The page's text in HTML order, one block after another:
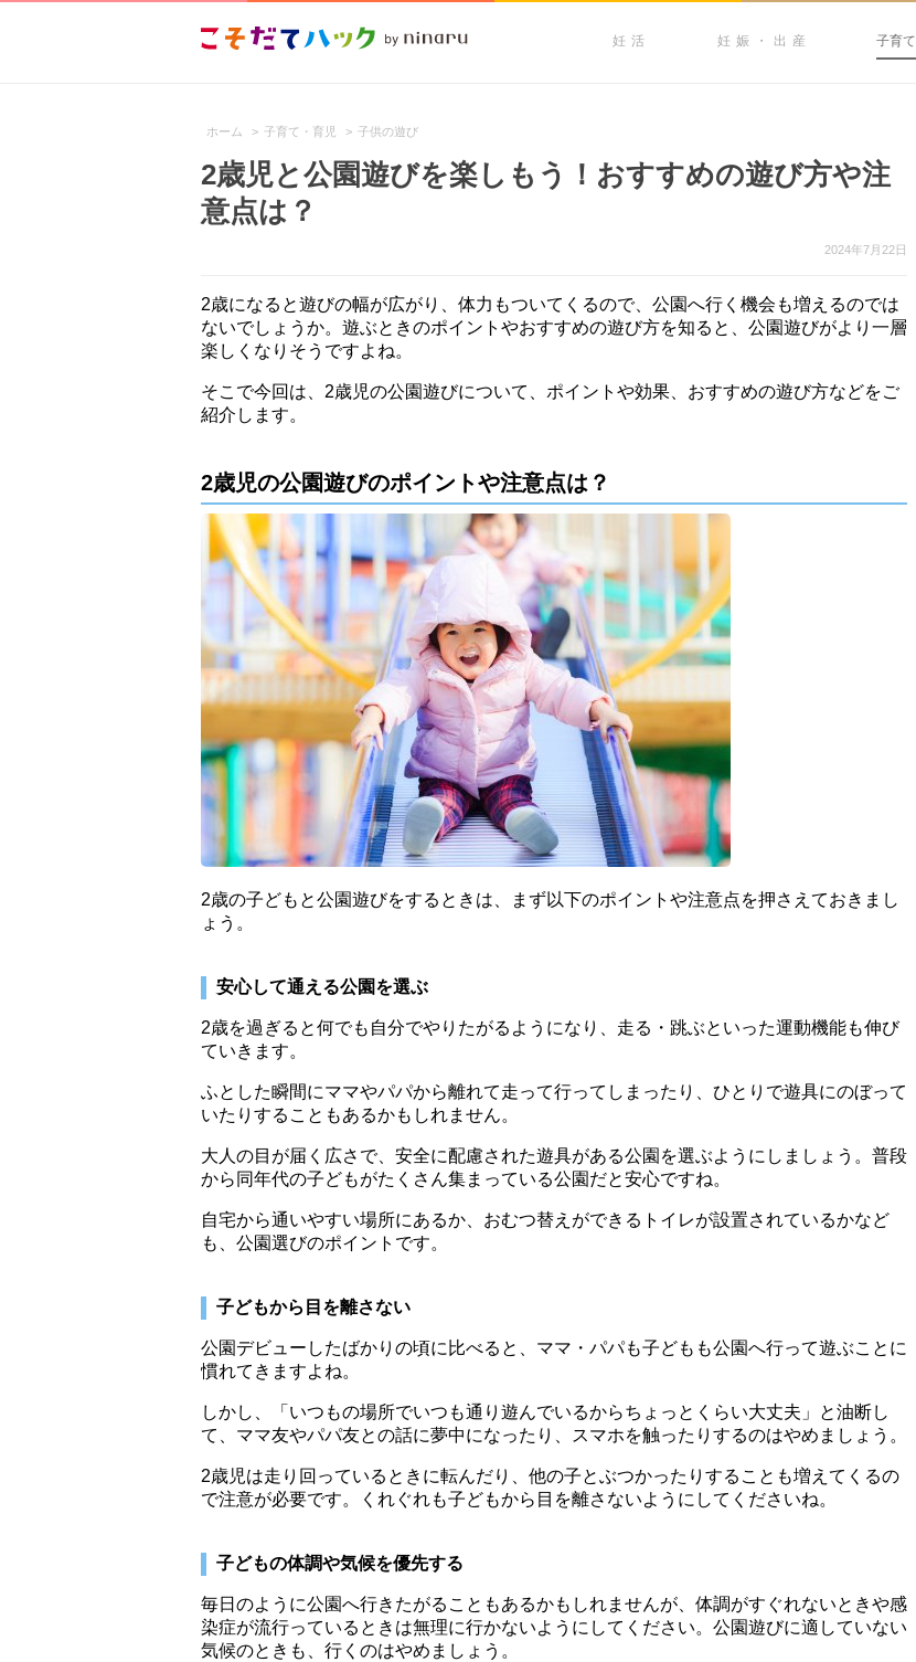
妊活 妊娠・出産 子育て
ホーム > 子育て・育児 > 子供の遊び
2歳児と公園遊びを楽しもう！おすすめの遊び方や注
意点は？
2024年7月22日
2歳になると遊びの幅が広がり、体力もついてくるので、公園へ行く機会も増えるのでは
ないでしょうか。遊ぶときのポイントやおすすめの遊び方を知ると、公園遊びがより一層
楽しくなりそうですよね。
そこで今回は、2歳児の公園遊びについて、ポイントや効果、おすすめの遊び方などをご
紹介します。
2歳児の公園遊びのポイントや注意点は？
2歳の子どもと公園遊びをするときは、まず以下のポイントや注意点を押さえておきまし
ょう。
安心して通える公園を選ぶ
2歳を過ぎると何でも自分でやりたがるようになり、走る・跳ぶといった運動機能も伸び
ていきます。
ふとした瞬間にママやパパから離れて走って行ってしまったり、ひとりで遊具にのぼって
いたりすることもあるかもしれません。
大人の目が届く広さで、安全に配慮された遊具がある公園を選ぶようにしましょう。普段
から同年代の子どもがたくさん集まっている公園だと安心ですね。
自宅から通いやすい場所にあるか、おむつ替えができるトイレが設置されているかなど
も、公園選びのポイントです。
子どもから目を離さない
公園デビューしたばかりの頃に比べると、ママ・パパも子どもも公園へ行って遊ぶことに
慣れてきますよね。
しかし、「いつもの場所でいつも通り遊んでいるからちょっとくらい大丈夫」と油断し
て、ママ友やパパ友との話に夢中になったり、スマホを触ったりするのはやめましょう。
2歳児は走り回っているときに転んだり、他の子とぶつかったりすることも増えてくるの
で注意が必要です。くれぐれも子どもから目を離さないようにしてくださいね。
子どもの体調や気候を優先する
毎日のように公園へ行きたがることもあるかもしれませんが、体調がすぐれないときや感
染症が流行っているときは無理に行かないようにしてください。公園遊びに適していない
気候のときも、行くのはやめましょう。